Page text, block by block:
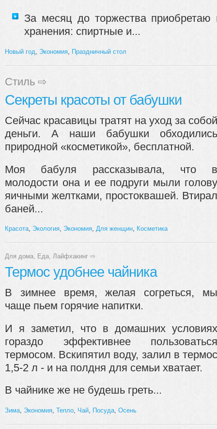
За месяц до торжества приобретаю
хранения: спиртные и...
Новый год, Экономия, Праздничный стол
Стиль ⇨
Секреты красоты от бабушки
Сейчас красавицы тратят на уход за собой
деньги. А наши бабушки обходились
природной «косметикой», бесплатной.
Моя бабуля рассказывала, что в
молодости она и ее подруги мыли голову
яичными желтками, простоквашей.
баней...
Красота, Экология, Экономия, Для женщин, Косметика
Для дома, Еда, Лайфхакинг ⇨
Термос удобнее чайника
В зимнее время, желая согреться, мы
чаще пьем горячие напитки.
И я заметил, что в домашних условиях
гораздо эффективнее пользоваться
термосом. Вскипятил воду, залил в термос
1,5-2 л - и на полдня для семьи хватает.
В чайнике же не будешь греть...
Зима Экономия Тепло Чай Посуда Осень